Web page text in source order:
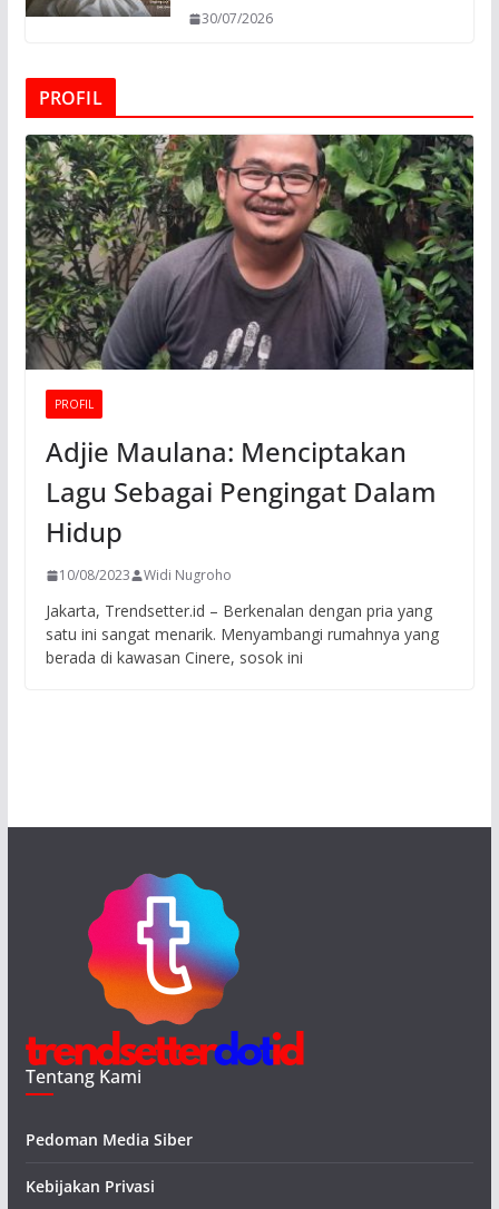
30/07/2026
PROFIL
PROFIL
Adjie Maulana: Menciptakan
Lagu Sebagai Pengingat Dalam
Hidup
10/08/2023 Widi Nugroho
Jakarta, Trendsetter.id – Berkenalan dengan pria yang
satu ini sangat menarik. Menyambangi rumahnya yang
berada di kawasan Cinere, sosok ini
Tentang Kami
Pedoman Media Siber
Kebijakan Privasi